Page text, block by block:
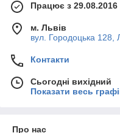
Працює з 29.08.2016
м. Львів
вул. Городоцька 128,
Контакти
Сьогодні вихідний
Показати весь
Про нас